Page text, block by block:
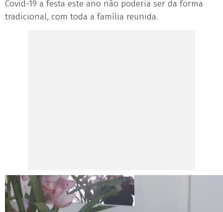
Covid-19 a festa este ano não poderia ser da forma
tradicional, com toda a família reunida.